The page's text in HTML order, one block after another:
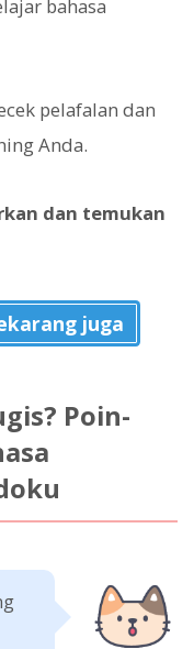
bahasa
pelafalan dan
Anda.
dan temukan
juga
Poin-